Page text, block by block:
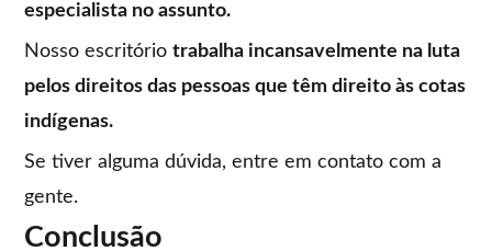
especialista no assunto.
Nosso escritóriotrabalha incansavelmente na luta
pelos direitos das pessoas que têm direito às cotas
indígenas.
Se tiver alguma dúvida, entre em contato com a
gente.
Conclusão